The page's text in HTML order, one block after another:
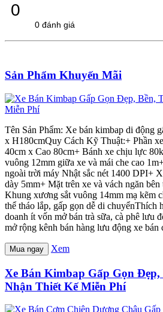
0
0 đánh giá
Sản Phẩm Khuyến Mãi
Tên Sản Phẩm: Xe bán kimbap di động
x H180cmQuy Cách Kỹ Thuật:+ Phần
40cm x Cao 80cm+ Bánh xe chịu lực
vuông 12mm giữa xe và mái che cao
ngoài trời máy Nhật sắc nét 1400 DPI+
dày 5mm+ Mặt trên xe và vách ngăn
Khung xương sắt vuông 14mm mạ kẽm
thể tháo lắp, gấp gọn dễ di chuyểnThích
doanh ít vốn mở bán trà sữa, cà phê lưu
mở rộng kênh bán hàng lưu động xe bán
Mua ngay Xem
Xe Bán Kimbap Gấp Gọn
Nhận Thiết Kế Miễn Phí